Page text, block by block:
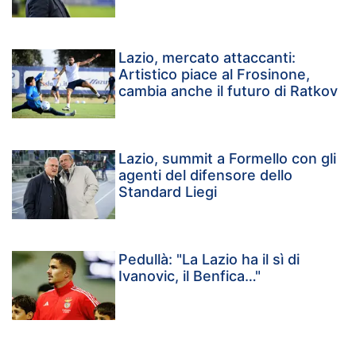
Lazio, mercato attaccanti:
Artistico piace al Frosinone,
cambia anche il futuro di Ratkov
Lazio, summit a Formello con gli
agenti del difensore dello
Standard Liegi
Pedullà: "La Lazio ha il sì di
Ivanovic, il Benfica…"